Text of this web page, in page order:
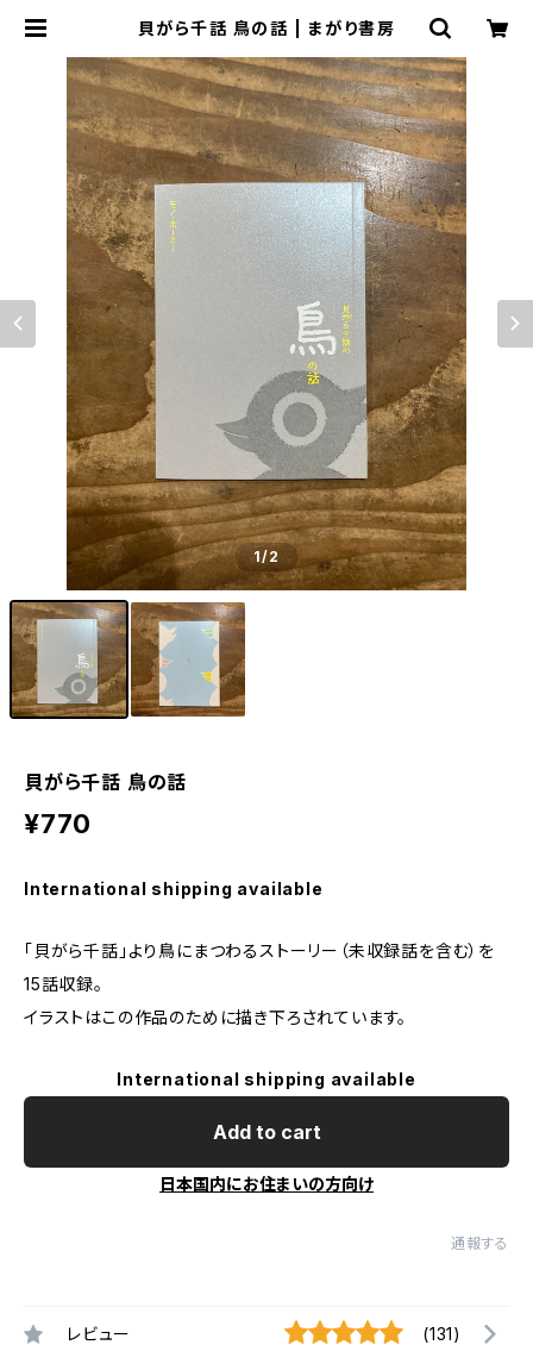
貝がら千話 鳥の話 | まがり書房
1/2
貝がら千話 鳥の話
¥770
International shipping available
「貝がら千話」より鳥にまつわるストーリー（未収録話を含む）を
15話収録。
イラストはこの作品のために描き下ろされています。
International shipping available
Add to cart
日本国内にお住まいの方向け
通報する
レビュー (131)